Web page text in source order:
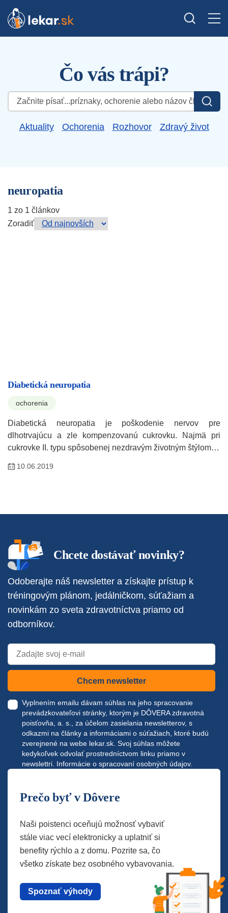
Čo vás trápi?
Hľadať:
Aktuality Ochorenia Rozhovor Zdravý život
neuropatia
1 zo 1 článkov
Zoradiť
Diabetická neuropatia
ochorenia
Diabetická neuropatia je poškodenie nervov pre
dlhotrvajúcu a zle kompenzovanú cukrovku. Najmä pri
cukrovke II. typu spôsobenej nezdravým životným štýlom…
10.06.2019
Chcete dostávať novinky?
Odoberajte náš newsletter a získajte prístup k
tréningovým plánom, jedálničkom, súťažiam a
novinkám zo sveta zdravotníctva priamo od
odborníkov.
Chcem newsletter
Vyplnením emailu dávam súhlas na jeho spracovanie
prevádzkovateľovi stránky, ktorým je DÔVERA zdravotná
poisťovňa, a. s., za účelom zasielania newsletterov, s
odkazmi na články a informáciami o súťažiach, ktoré budú
zverejnené na webe lekar.sk . Svoj súhlas môžete
kedykoľvek odvolať prostredníctvom linku priamo v
newslettri. Informácie o spracovaní osobných údajov.
Prečo byť v Dôvere
Naši poistenci oceňujú možnosť vybaviť
stále viac vecí elektronicky a uplatniť si
benefity rýchlo a z domu. Pozrite sa, čo
všetko získate bez osobného vybavovania.
Spoznať výhody